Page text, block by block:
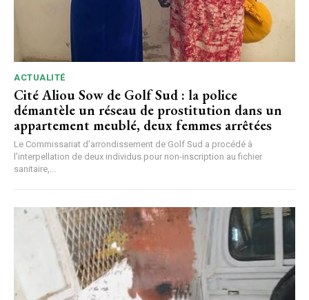
ACTUALITÉ
Cité Aliou Sow de Golf Sud : la police
démantèle un réseau de prostitution dans un
appartement meublé, deux femmes arrêtées
Le Commissariat d’arrondissement de Golf Sud a procédé à
l’interpellation de deux individus pour non-inscription au fichier
sanitaire,...